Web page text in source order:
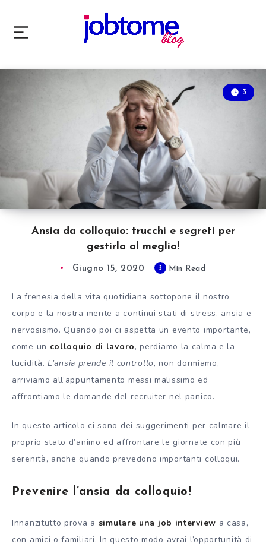
Ansia da colloquio: trucchi e segreti per
gestirla al meglio!
3
Giugno 15, 2020 3 Min Read
La frenesia della vita quotidiana sottopone il nostro
corpo e la nostra mente a continui stati di stress, ansia e
nervosismo. Quando poi ci aspetta un evento importante,
come un colloquio di lavoro, perdiamo la calma e la
lucidità.L’ansia prende il controllo, non dormiamo,
arriviamo all’appuntamento messi malissimo ed
affrontiamo le domande del recruiter nel panico.
In questo articolo ci sono dei suggerimenti per calmare il
proprio stato d’animo ed affrontare le giornate con più
serenità, anche quando prevedono importanti colloqui.
Prevenire l’ansia da colloquio!
Innanzitutto prova a simulare una job interview a casa,
con amici o familiari. In questo modo avrai l’opportunità di